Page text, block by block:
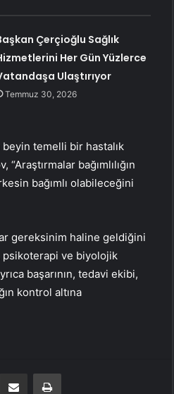
Çerçioğlu Sağlık
Her Gün Yüzlerce
Ulaştırıyor
Temmuz 30, 2026
beyin temelli bir hastalık
bağımlılığın
bağımlı olabileceğini
gereksinim haline geldiğini
psikoterapi ve biyolojik
başarının, tedavi ekibi,
kontrol altına
E-Posta ile paylaş Yazdır